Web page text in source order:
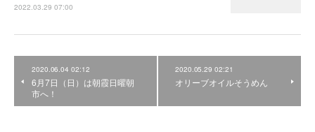
2022.03.29 07:00
2020.06.04 02:12
6月7日（日）は朝霞日曜朝
市へ！
2020.05.29 02:21
オリーブオイルそうめん